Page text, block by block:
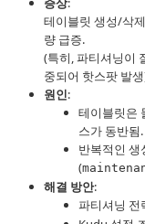
테이블릿 생성/삭
량 급증.
(특히, 파티셔닝이
중되어 핫스팟 발
원인:
테이블릿은
스가 동반됨.
반복적인
(
해결 방안:
파티셔닝 전